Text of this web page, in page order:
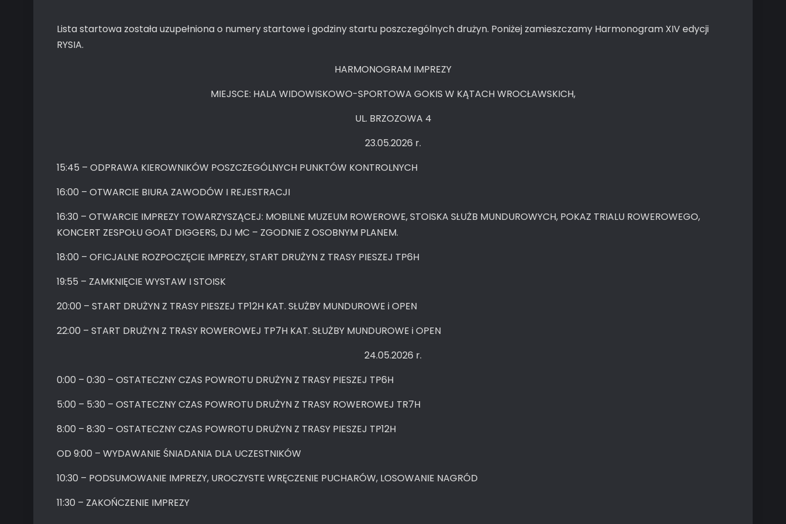
Lista startowa została uzupełniona o numery startowe i godziny startu poszczególnych drużyn. Poniżej zamieszczamy Harmonogram XIV edycji
RYSIA.
HARMONOGRAM IMPREZY
MIEJSCE: HALA WIDOWISKOWO-SPORTOWA GOKIS W KĄTACH WROCŁAWSKICH,
UL. BRZOZOWA 4
23.05.2026 r.
15:45 – ODPRAWA KIEROWNIKÓW POSZCZEGÓLNYCH PUNKTÓW KONTROLNYCH
16:00 – OTWARCIE BIURA ZAWODÓW I REJESTRACJI
16:30 – OTWARCIE IMPREZY TOWARZYSZĄCEJ: MOBILNE MUZEUM ROWEROWE, STOISKA SŁUŻB MUNDUROWYCH, POKAZ TRIALU ROWEROWEGO,
KONCERT ZESPOŁU GOAT DIGGERS, DJ MC – ZGODNIE Z OSOBNYM PLANEM.
18:00 – OFICJALNE ROZPOCZĘCIE IMPREZY, START DRUŻYN Z TRASY PIESZEJ TP6H
19:55 – ZAMKNIĘCIE WYSTAW I STOISK
20:00 – START DRUŻYN Z TRASY PIESZEJ TP12H KAT. SŁUŻBY MUNDUROWE i OPEN
22:00 – START DRUŻYN Z TRASY ROWEROWEJ TP7H KAT. SŁUŻBY MUNDUROWE i OPEN
24.05.2026 r.
0:00 – 0:30 – OSTATECZNY CZAS POWROTU DRUŻYN Z TRASY PIESZEJ TP6H
5:00 – 5:30 – OSTATECZNY CZAS POWROTU DRUŻYN Z TRASY ROWEROWEJ TR7H
8:00 – 8:30 – OSTATECZNY CZAS POWROTU DRUŻYN Z TRASY PIESZEJ TP12H
OD 9:00 – WYDAWANIE ŚNIADANIA DLA UCZESTNIKÓW
10:30 – PODSUMOWANIE IMPREZY, UROCZYSTE WRĘCZENIE PUCHARÓW, LOSOWANIE NAGRÓD
11:30 – ZAKOŃCZENIE IMPREZY